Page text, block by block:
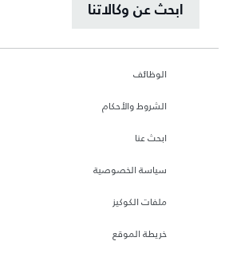
ابحث عن وكالاتنا
الوظائف
الشروط والأحكام
ابحث عنا
سياسة الخصوصية
ملفات الكوكيز
خريطة الموقع